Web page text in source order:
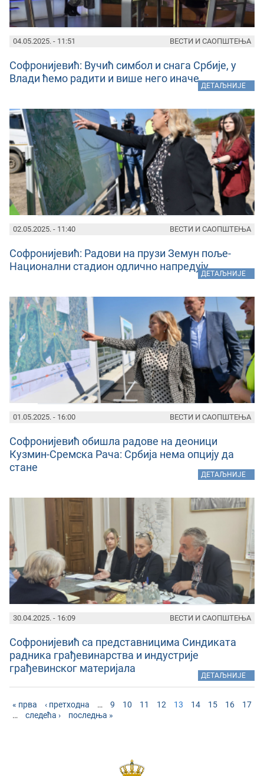
04.05.2025. - 11:51
Софронијевић: Вучић симбол и снага Србије, у
Влади ћемо радити и више него иначе
ДЕТАЉНИЈЕ
ВЕСТИ И САОПШТЕЊА
02.05.2025. - 11:40
Софронијевић: Радови на прузи Земун поље-
Национални стадион одлично напредују
ДЕТАЉНИЈЕ
ВЕСТИ И САОПШТЕЊА
01.05.2025. - 16:00
Софронијевић обишла радове на деоници
Кузмин-Сремска Рача: Србија нема опцију да
стане
ДЕТАЉНИЈЕ
ВЕСТИ И САОПШТЕЊА
30.04.2025. - 16:09
Софронијевић са представницима Синдиката
радника грађевинарства и индустрије
грађевинског материјала
ДЕТАЉНИЈЕ
ВЕСТИ И САОПШТЕЊА
« прва ‹ претходна … 9 10 11 12 13 14 15 16
17
…
следећа › последња »